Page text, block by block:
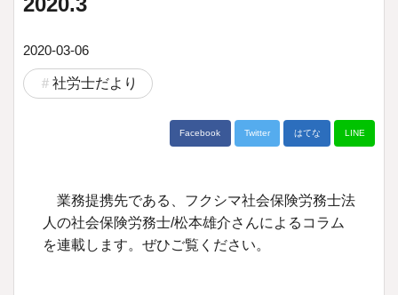
2020-03-06
社労士だより
Facebook Twitter はてな LINE
業務提携先である、フクシマ社会保険労務士法
人の社会保険労務士/松本雄介さんによるコラム
を連載します。ぜひご覧ください。